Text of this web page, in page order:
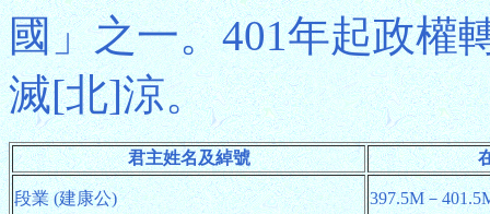
國」之一。401年起政權
滅[北]涼。
君主姓名及綽號
段業 (建康公) 397.5M－